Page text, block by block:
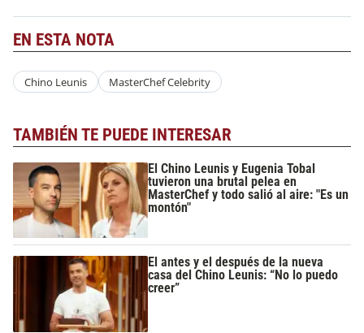
EN ESTA NOTA
Chino Leunis MasterChef Celebrity
TAMBIÉN TE PUEDE INTERESAR
El Chino Leunis y Eugenia Tobal
tuvieron una brutal pelea en
MasterChef y todo salió al aire: "Es un
montón"
El antes y el después de la nueva
casa del Chino Leunis: “No lo puedo
creer”